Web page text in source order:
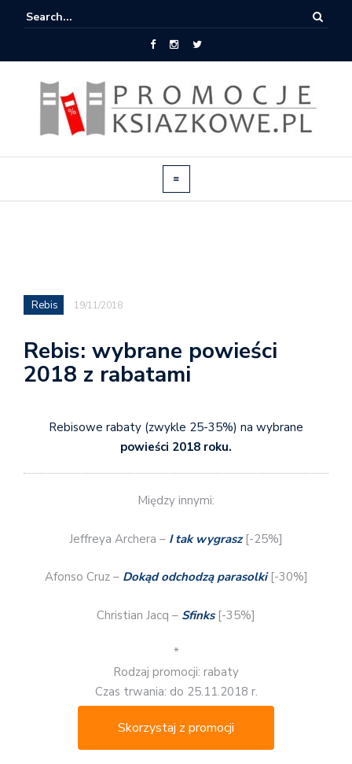
Rebis 19/11/2018
Rebis: wybrane powieści
2018 z rabatami
Rebisowe rabaty (zwykle 25-35%) na wybrane
powieści 2018 roku.
Między innymi:
Jeffreya Archera – I tak wygrasz[-25%]
Afonso Cruz – Dokąd odchodzą parasolki[-30%]
Christian Jacq – Sfinks[-35%]
*
Rodzaj promocji: rabaty
Czas trwania: do 25.11.2018 r.
Skorzystaj z promocji